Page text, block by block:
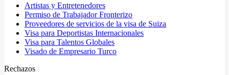
Artistas y Entretenedores
Permiso de Trabajador Fronterizo
Proveedores de servicios de la visa de Suiza
Visa para Deportistas Internacionales
Visa para Talentos Globales
Visado de Empresario Turco
Rechazos